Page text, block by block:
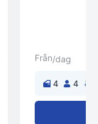
Från/dag
4 4